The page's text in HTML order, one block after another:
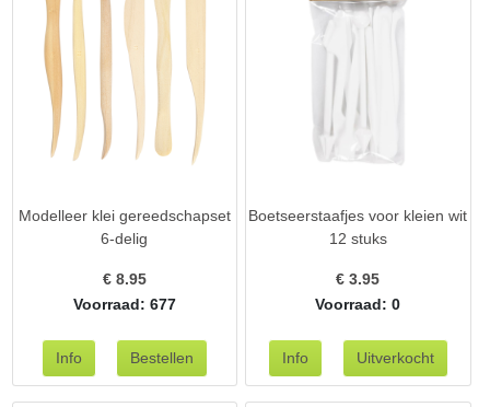
Modelleer klei gereedschapset
6-delig
€ 8.95
Voorraad: 677
Boetseerstaafjes voor kleien wit
12 stuks
€3.95
Voorraad: 0